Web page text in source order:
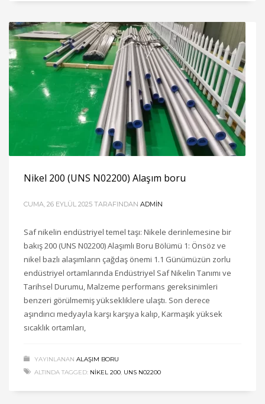
Nikel 200 (UNS N02200) Alaşım boru
CUMA, 26 EYLÜL 2025 TARAFINDAN ADMIN
Saf nikelin endüstriyel temel taşı: Nikele derinlemesine bir
bakış 200 (UNS N02200) Alaşımlı Boru Bölümü 1: Önsöz ve
nikel bazlı alaşımların çağdaş önemi 1.1 Günümüzün zorlu
endüstriyel ortamlarında Endüstriyel Saf Nikelin Tanımı ve
Tarihsel Durumu, Malzeme performans gereksinimleri
benzeri görülmemiş yüksekliklere ulaştı. Son derece
aşındırıcı medyayla karşı karşıya kalıp, Karmaşık yüksek
sıcaklık ortamları,
YAYINLANAN ALAŞIM BORU
ALTINDA TAGGED: NIKEL 200, UNS N02200